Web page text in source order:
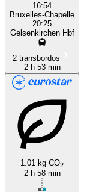
16:54
Bruxelles-Chapelle
20:25
Gelsenkirchen Hbf
2 transbordos
2 h 53 min
1.01 kg CO2
2 h 58 min